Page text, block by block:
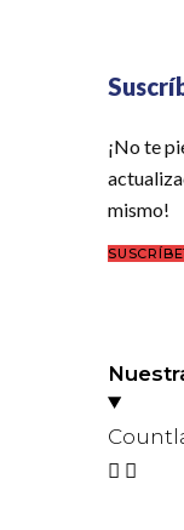
¡No te
mismo!